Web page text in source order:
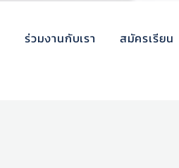
ร่วมงานกับเรา สมัครเรียน